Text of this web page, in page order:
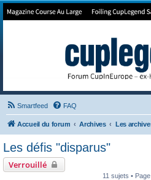
Forum de Cup In Europe
Smartfeed FAQ
Accueil du forum Archives
Les défis "disparus"
Verrouillé
11 sujets • Page